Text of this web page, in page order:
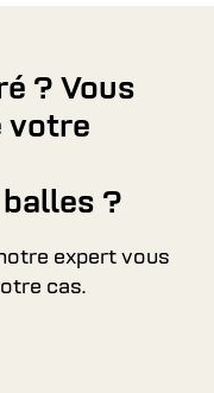
? Vous
votre
balles ?
expert vous
cas.